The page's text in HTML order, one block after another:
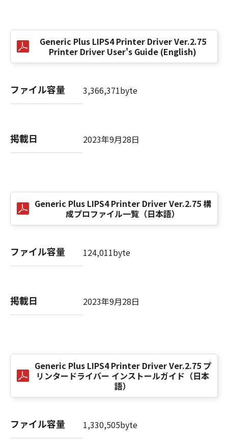
(4) お客様は、上記(3)によって本契約書が終了
した場合、速やかに、「本ソフトウェア」およ
びその複製物のすべてを廃棄または消去するも
(5) 上記にかかわらず、本契約書第2条、第4条
から第7条まで、第8条第4項および第10条の規
定は、本契約書の終了後も効力を有します。
NOTICE
“米国政府エンドユーザー”とは、米国政府の機
用されます：The SOFTWARE is a "commercial
item," as that term is defined at 48 C.F.R.
2.101 (Oct 1995), consisting of "commercial
computer software" and "commercial
terms are used in 48 C.F.R. 12.212 (Sept 1995).
Consistent with 48 C.F.R. 12.212 and 48 C.F.R.
the SOFTWARE with only those rights set
forth herein. The manufacturer is Canon
本条項中で使用される"the SOFTWARE"とは、
本契約書中で定義される「本ソフトウェア」を
意味し、指し示すものとします。
10．分離可能性
律により無効であると決定された場合でも、そ
の他の条項は完全に有効に存続するものとしま
Generic Plus LIPS4 Printer Driver Ver.2.75
Printer Driver User's Guide (English)
ファイル容量 3,366,371byte
掲載日 2023年9月28日
Generic Plus LIPS4 Printer Driver Ver.2.75 構
成プロファイル一覧（日本語）
ファイル容量 124,011byte
掲載日 2023年9月28日
Generic Plus LIPS4 Printer Driver Ver.2.75 プ
リンタードライバー インストールガイド（日本
語）
ファイル容量 1,330,505byte